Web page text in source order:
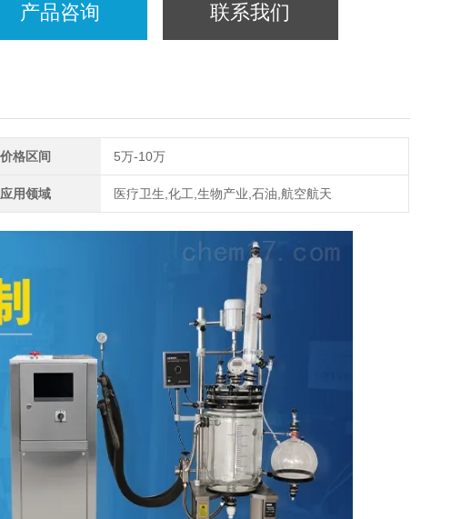
产品咨询 联系我们
价格区间 5万-10万
应用领域 医疗卫生,化工,生物产业,石油,航空航天